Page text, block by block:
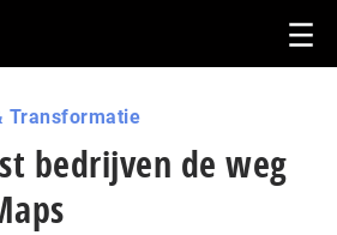
Transformatie
bedrijven de weg